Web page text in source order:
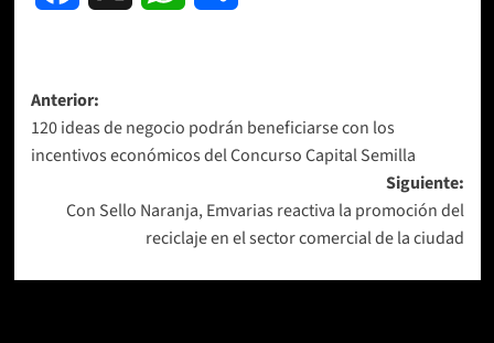
Navegación
de
entradas
Anterior:
120 ideas de negocio podrán beneficiarse con los
incentivos económicos del Concurso Capital Semilla
Siguiente:
Con Sello Naranja, Emvarias reactiva la promoción del
reciclaje en el sector comercial de la ciudad